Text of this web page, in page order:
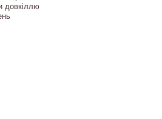
довкіллю